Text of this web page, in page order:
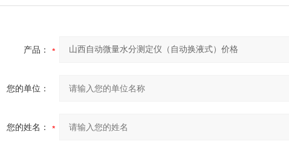
产品：
您的单位：
您的姓名：